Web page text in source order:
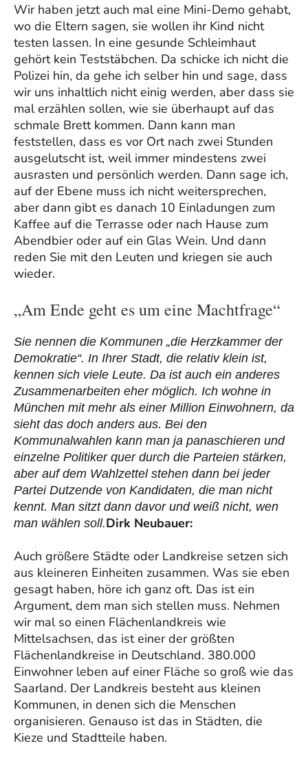
Wir haben jetzt auch mal eine Mini-Demo gehabt,
wo die Eltern sagen, sie wollen ihr Kind nicht
testen lassen. In eine gesunde Schleimhaut
gehört kein Teststäbchen. Da schicke ich nicht die
Polizei hin, da gehe ich selber hin und sage, dass
wir uns inhaltlich nicht einig werden, aber dass sie
mal erzählen sollen, wie sie überhaupt auf das
schmale Brett kommen. Dann kann man
feststellen, dass es vor Ort nach zwei Stunden
ausgelutscht ist, weil immer mindestens zwei
ausrasten und persönlich werden. Dann sage ich,
auf der Ebene muss ich nicht weitersprechen,
aber dann gibt es danach 10 Einladungen zum
Kaffee auf die Terrasse oder nach Hause zum
Abendbier oder auf ein Glas Wein. Und dann
reden Sie mit den Leuten und kriegen sie auch
wieder.
„Am Ende geht es um eine Machtfrage“
Sie nennen die Kommunen „die Herzkammer der
Demokratie“. In Ihrer Stadt, die relativ klein ist,
kennen sich viele Leute. Da ist auch ein anderes
Zusammenarbeiten eher möglich. Ich wohne in
München mit mehr als einer Million Einwohnern, da
sieht das doch anders aus. Bei den
Kommunalwahlen kann man ja panaschieren und
einzelne Politiker quer durch die Parteien stärken,
aber auf dem Wahlzettel stehen dann bei jeder
Partei Dutzende von Kandidaten, die man nicht
kennt. Man sitzt dann davor und weiß nicht, wen
man wählen soll.Dirk Neubauer:
Auch größere Städte oder Landkreise setzen sich
aus kleineren Einheiten zusammen. Was sie eben
gesagt haben, höre ich ganz oft. Das ist ein
Argument, dem man sich stellen muss. Nehmen
wir mal so einen Flächenlandkreis wie
Mittelsachsen, das ist einer der größten
Flächenlandkreise in Deutschland. 380.000
Einwohner leben auf einer Fläche so groß wie das
Saarland. Der Landkreis besteht aus kleinen
Kommunen, in denen sich die Menschen
organisieren. Genauso ist das in Städten, die
Kieze und Stadtteile haben.